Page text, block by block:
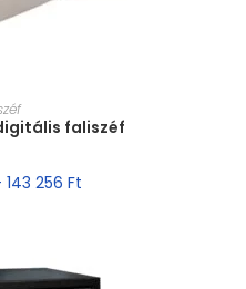
faliszéf
143 256 Ft